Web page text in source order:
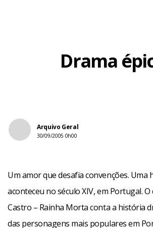
Drama
Arquivo Geral
30/09/2005 0h00
Um amor que desafia convenções. Uma
aconteceu no século XIV, em Portugal.
Castro – Rainha Morta conta a história
das personagens mais populares em